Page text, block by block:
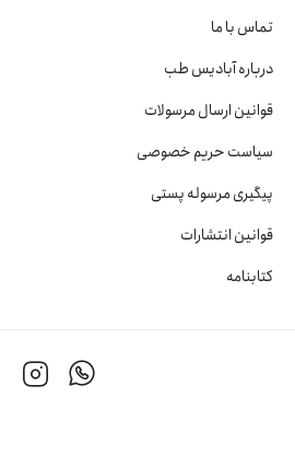
تماس با ما
درباره آبادیس طب
قوانین ارسال مرسولات
سیاست حریم خصوصی
پیگیری مرسوله پستی
قوانین انتشارات
کتابنامه